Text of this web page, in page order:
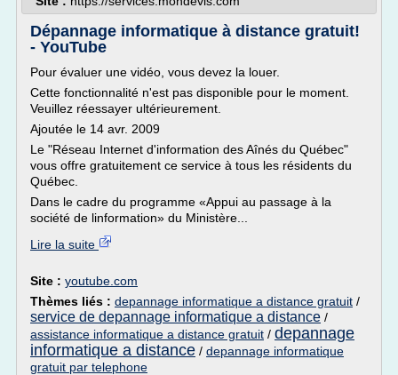
Dépannage informatique à distance gratuit!
- YouTube
Pour évaluer une vidéo, vous devez la louer.
Cette fonctionnalité n'est pas disponible pour le moment.
Veuillez réessayer ultérieurement.
Ajoutée le 14 avr. 2009
Le "Réseau Internet d'information des Aînés du Québec"
vous offre gratuitement ce service à tous les résidents du
Québec.
Dans le cadre du programme «Appui au passage à la
société de linformation» du Ministère...
Lire la suite
Site : youtube.com
Thèmes liés : depannage informatique a distance gratuit /
service de depannage informatique a distance /
assistance informatique a distance gratuit / depannage
informatique a distance / depannage informatique
gratuit par telephone